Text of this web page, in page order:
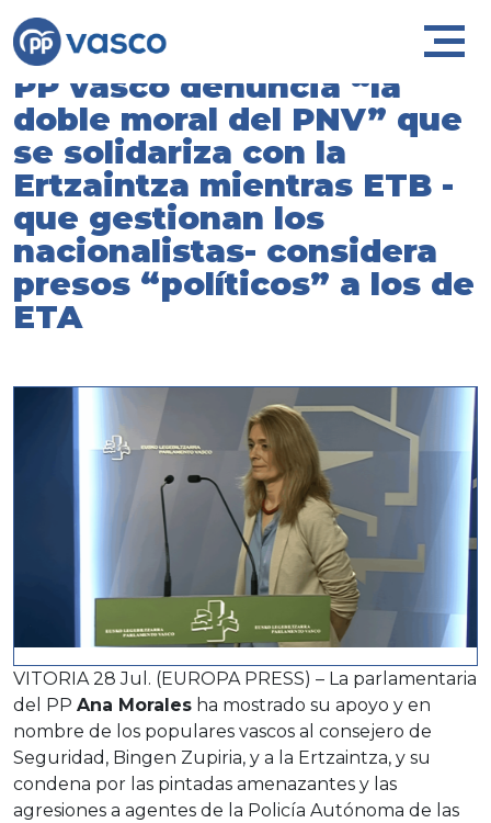
PP vasco denuncia “la
doble moral del PNV” que
se solidariza con la
Ertzaintza mientras ETB -
que gestionan los
nacionalistas- considera
presos “políticos” a los de
ETA
VITORIA 28 Jul. (EUROPA PRESS) – La parlamentaria
del PP Ana Morales ha mostrado su apoyo y en
nombre de los populares vascos al consejero de
Seguridad, Bingen Zupiria, y a la Ertzaintza, y su
condena por las pintadas amenazantes y las
agresiones a agentes de la Policía Autónoma de las